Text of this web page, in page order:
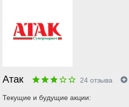
Атак 24 отзыва
Текущие и будущие акции: